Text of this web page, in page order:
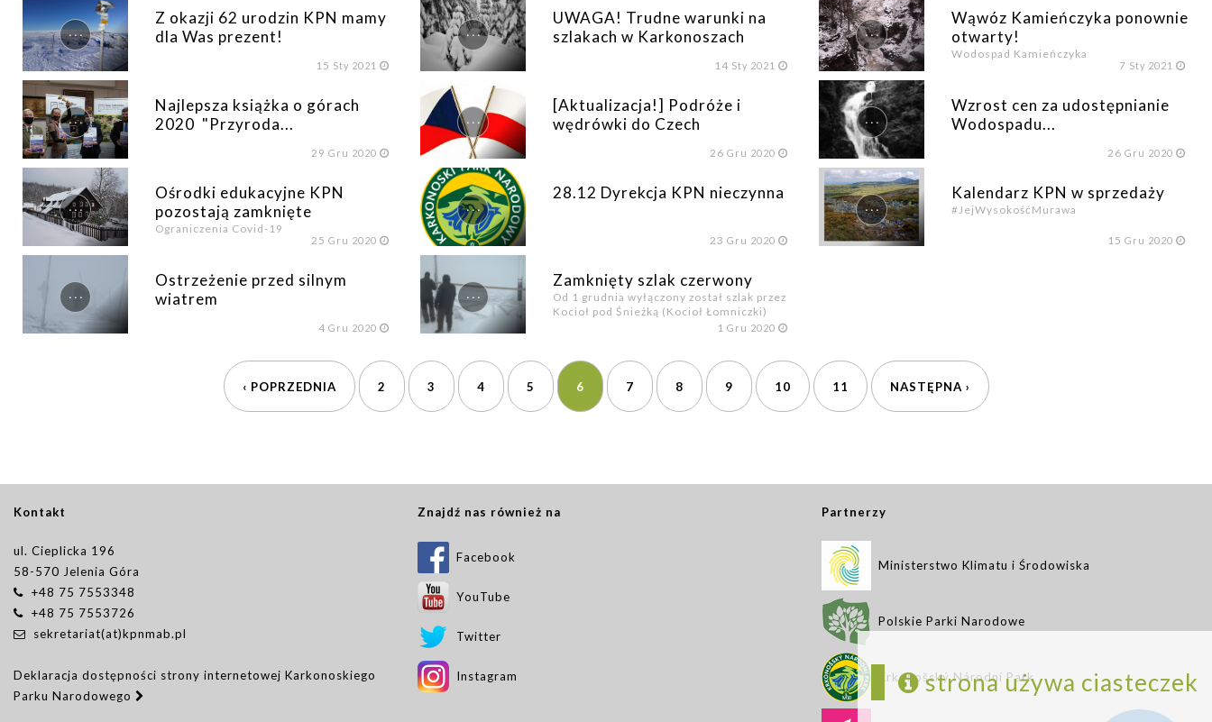
...
Z okazji 62 urodzin KPN mamy
dla Was prezent!
15 Sty 2021
...
UWAGA! Trudne warunki na
szlakach w Karkonoszach
14 Sty 2021
...
Wąwóz Kamieńczyka ponownie
otwarty!
Wodospad Kamieńczyka
7 Sty 2021
...
Najlepsza książka o górach
2020 "Przyroda...
29Gru 2020
...
[Aktualizacja!] Podróże i
wędrówki do Czech
26 Gru 2020
...
Wzrost cen za udostępnianie
Wodospadu...
26Gru 2020
...
Ośrodki edukacyjne KPN
pozostają zamknięte
Ograniczenia Covid-19
25Gru 2020
... 28.12 Dyrekcja KPN nieczynna
23 Gru 2020
... Kalendarz KPN w sprzedaży
#JejWysokośćMurawa
15Gru 2020
...
Ostrzeżenie przed silnym
wiatrem
4Gru 2020
... Zamknięty szlak czerwony
Od 1 grudnia wyłączony został szlak przez
Kocioł pod Śnieżką (Kocioł Łomniczki)
1 Gru 2020
‹ POPRZEDNIA 2 3 4 5 6 7 8 9 10 11 NASTĘPNA ›
Kontakt
ul. Cieplicka 196
58-570 Jelenia Góra
+48 75 7553348
+48 75 7553726
sekretariat(at)kpnmab.pl
Deklaracja dostępności strony internetowej Karkonoskiego
Parku Narodowego
Znajdź nas również na
Facebook
YouTube
Twitter
Instagram
Partnerzy
Ministerstwo Klimatu i Środowiska
Polskie Parki Narodowe
Krkonošský Národní Park
strona używa ciasteczek